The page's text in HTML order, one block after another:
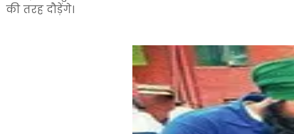
की तरह दौड़ेंगे।